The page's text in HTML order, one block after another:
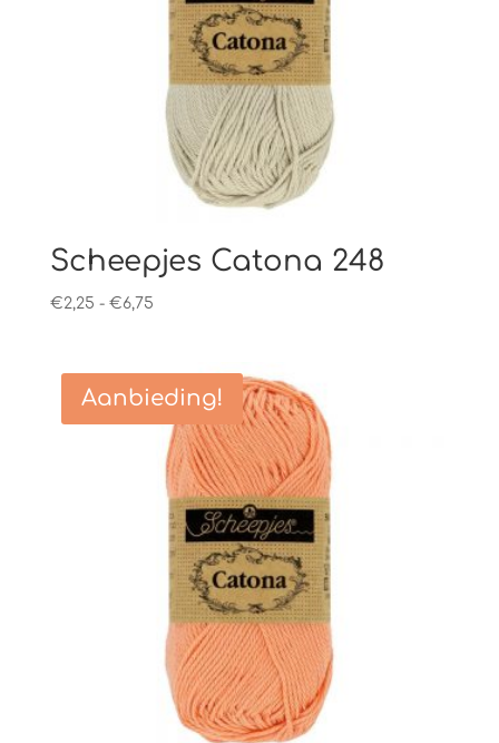
Scheepjes Catona 248
€2,25 - €6,75Prijsklasse:
Aanbieding!